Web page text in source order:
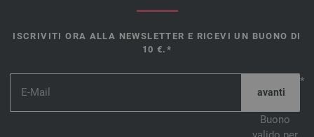
ISCRIVITI ORA ALLA NEWSLETTER E RICEVI UN BUONO DI
10 €.*
*
Buono